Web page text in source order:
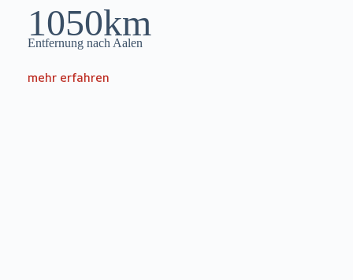
1050km
Entfernung nach Aalen
mehr erfahren